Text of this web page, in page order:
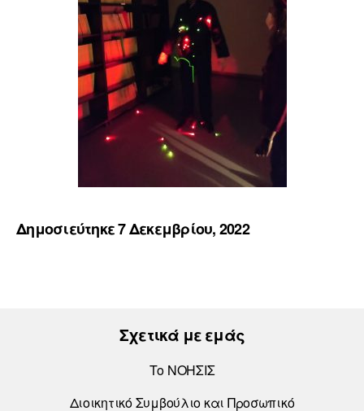
Δημοσιεύτηκε 7 Δεκεμβρίου, 2022
Σχετικά με εμάς
Το ΝΟΗΣΙΣ
Διοικητικό Συμβούλιο και Προσωπικό